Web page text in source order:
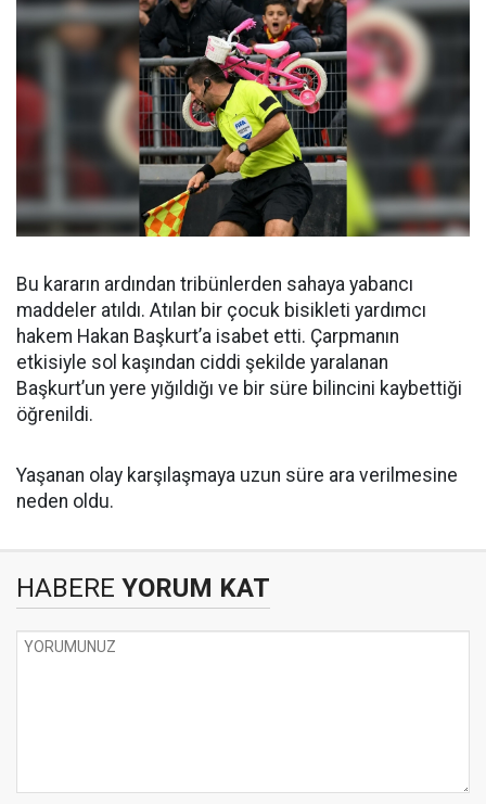
Bu kararın ardından tribünlerden sahaya yabancı
maddeler atıldı. Atılan bir çocuk bisikleti yardımcı
hakem Hakan Başkurt’a isabet etti. Çarpmanın
etkisiyle sol kaşından ciddi şekilde yaralanan
Başkurt’un yere yığıldığı ve bir süre bilincini kaybettiği
öğrenildi.
Yaşanan olay karşılaşmaya uzun süre ara verilmesine
neden oldu.
HABERE YORUM KAT